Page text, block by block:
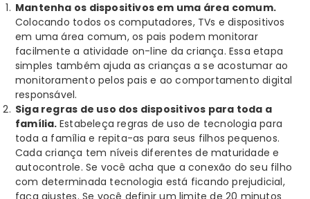
Mantenha os dispositivos em uma área comum.
Colocando todos os computadores, TVs e dispositivos
em uma área comum, os pais podem monitorar
facilmente a atividade on-line da criança. Essa etapa
simples também ajuda as crianças a se acostumar ao
monitoramento pelos pais e ao comportamento digital
responsável.
Siga regras de uso dos dispositivos para toda a
família. Estabeleça regras de uso de tecnologia para
toda a família e repita-as para seus filhos pequenos.
Cada criança tem níveis diferentes de maturidade e
autocontrole. Se você acha que a conexão do seu filho
com determinada tecnologia está ficando prejudicial,
faça ajustes. Se você definir um limite de 20 minutos